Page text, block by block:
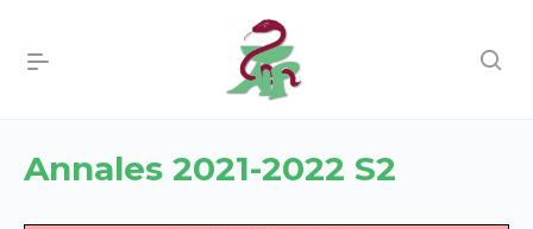
Annales 2021-2022 S2